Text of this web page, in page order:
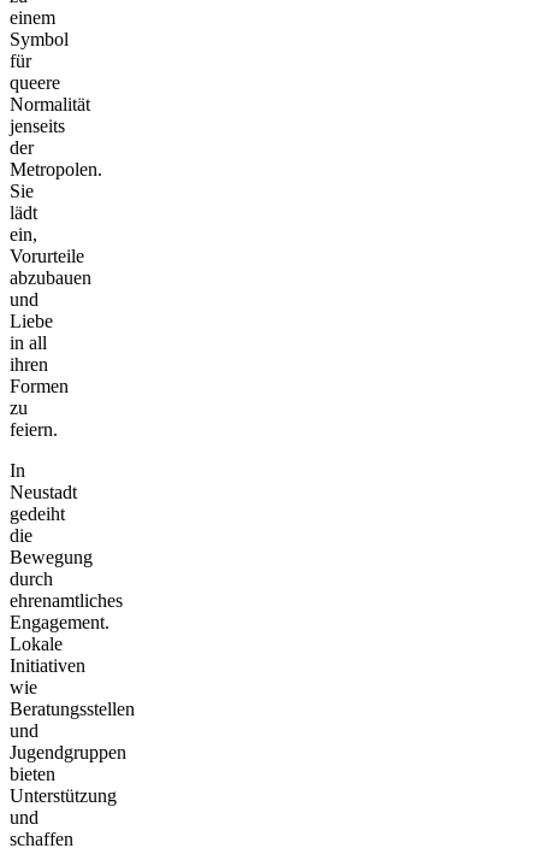
einem
Symbol
für
queere
Normalität
jenseits
der
Metropolen.
Sie
lädt
ein,
Vorurteile
abzubauen
und
Liebe
in all
ihren
Formen
zu
feiern.
In
Neustadt
gedeiht
die
Bewegung
durch
ehrenamtliches
Engagement.
Lokale
Initiativen
wie
Beratungsstellen
und
Jugendgruppen
bieten
Unterstützung
und
schaffen